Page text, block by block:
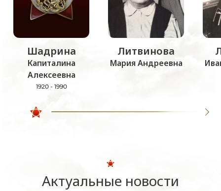
Шадрина
Капиталина
Алексеевна
1920 - 1990
Литвинова
Мария Андреевна
Актуальные новости